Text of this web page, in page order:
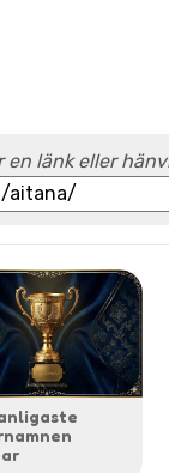
länk eller